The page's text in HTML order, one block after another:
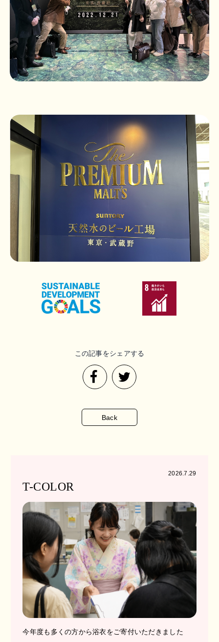
この記事をシェアする
Back
2026.7.29
T-COLOR
今年度も多くの方から浴衣をご寄付いただきました